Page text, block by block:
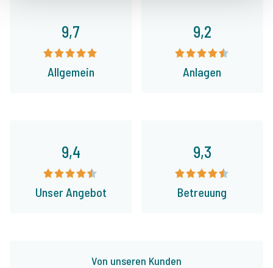
9,7
Allgemein
9,2
Anlagen
Von unseren Kunden
9,4
Unser Angebot
9,3
Betreuung